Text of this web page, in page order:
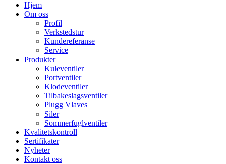
Hjem
Om oss
Profil
Verkstedstur
Kundereferanse
Service
Produkter
Kuleventiler
Portventiler
Klodeventiler
Tilbakeslagsventiler
Plugg Vlaves
Siler
Sommerfuglventiler
Kvalitetskontroll
Sertifikater
Nyheter
Kontakt oss